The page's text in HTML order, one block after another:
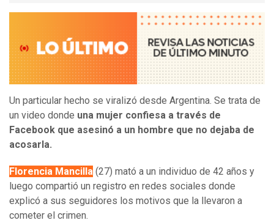
Un particular hecho se viralizó desde Argentina. Se trata de
un video donde una mujer confiesa a través de
Facebook que asesinó a un hombre que no dejaba de
acosarla.
Florencia Mancilla (27) mató a un individuo de 42 años y
luego compartió un registro en redes sociales donde
explicó a sus seguidores los motivos que la llevaron a
cometer el crimen.